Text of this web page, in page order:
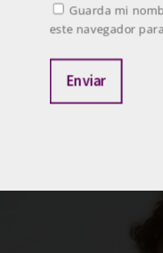
Guarda mi
este navegador
Enviar